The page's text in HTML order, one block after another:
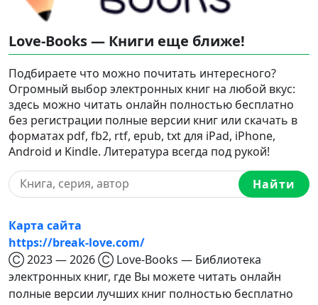
Love-Books — Книги еще ближе!
Подбираете что можно почитать интересного?
Огромный выбор электронных книг на любой вкус:
здесь можно читать онлайн полностью бесплатно
без регистрации полные версии книг или скачать в
форматах pdf, fb2, rtf, epub, txt для iPad, iPhone,
Android и Kindle. Литература всегда под рукой!
Найти
Карта сайта
https://break-love.com/
Ⓒ 2023 — 2026 Ⓒ Love-Books — Библиотека
электронных книг, где Вы можете читать онлайн
полные версии лучших книг полностью бесплатно